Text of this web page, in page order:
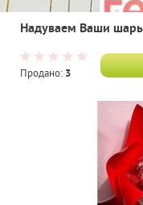
Надуваем Ваши
Продано: 3